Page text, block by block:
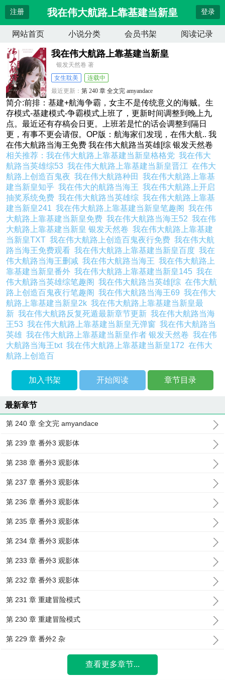
注册 我在伟大航路上靠基建当新皇 登录
网站首页 小说分类 会员书架 阅读记录
我在伟大航路上靠基建当新皇
银发天然卷 著
女生耽美
连载中
最近更新：第 240 章 全文完 amyandace
更新时间：2026-04-12 21:39:38
简介:前排：基建+航海争霸，女主不是传统意义的海贼。生
存模式-基建模式-争霸模式上班了，更新时间调整到晚上九
点。最近还有存稿会日更。上班若是忙的话会调整到隔日
更，有事不更会请假。OP版：航海家们发现，在伟大航.. 我
在伟大航路当海王免费 我在伟大航路当英雄[综 银发天然卷
相关推荐：我在伟大航路上靠基建当新皇格格党我在伟大
航路当英雄综53我在伟大航路上靠基建当新皇晋江在伟大
航路上创造百鬼夜我在伟大航路种田我在伟大航路上靠基
建当新皇知乎我在伟大的航路当海王我在伟大航路上开启
抽奖系统免费我在伟大航路当英雄综我在伟大航路上靠基
建当新皇241我在伟大航路上靠基建当新皇笔趣阁我在伟
大航路上靠基建当新皇免费我在伟大航路当海王52我在伟
大航路上靠基建当新皇 银发天然卷我在伟大航路上靠基建
当新皇TXT我在伟大航路上创造百鬼夜行免费我在伟大航
路当海王免费观看我在伟大航路上靠基建当新皇百度我在
伟大航路当海王删减我在伟大航路当海王我在伟大航路上
靠基建当新皇番外我在伟大航路上靠基建当新皇145我在
伟大航路当英雄综笔趣阁我在伟大航路当英雄[综在伟大航
路上创造百鬼夜行笔趣阁我在伟大航路当海王69我在伟大
航路上靠基建当新皇2k我在伟大航路上靠基建当新皇最
新我在伟大航路反复死遁最新章节更新我在伟大航路当海
王53我在伟大航路上靠基建当新皇无弹窗我在伟大航路当
英雄我在伟大航路上靠基建当新皇作者 银发天然卷我在伟
大航路当海王txt我在伟大航路上靠基建当新皇172在伟大
航路上创造百
加入书架 开始阅读 章节目录
最新章节
第 240 章 全文完 amyandace
第 239 章 番外3 观影体
第 238 章 番外3 观影体
第 237 章 番外3 观影体
第 236 章 番外3 观影体
第 235 章 番外3 观影体
第 234 章 番外3 观影体
第 233 章 番外3 观影体
第 232 章 番外3 观影体
第 231 章 重建冒险模式
第 230 章 重建冒险模式
第 229 章 番外2 杂
查看更多章节...